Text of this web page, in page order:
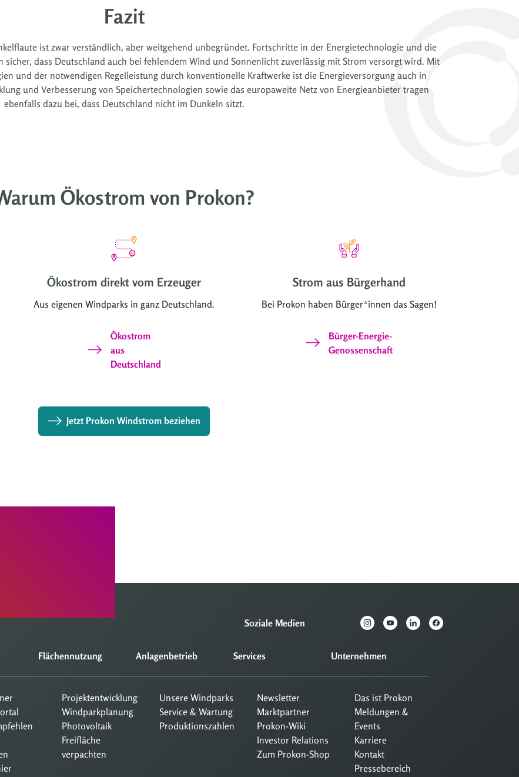
Fazit
ist zwar verständlich, aber weitgehend unbegründet. Fortschritte in der Energietechnologie und die
dass Deutschland auch bei fehlendem Wind und Sonnenlicht zuverlässig mit Strom versorgt wird. Mit
und der notwendigen Regelleistung durch konventionelle Kraftwerke ist die Energieversorgung auch in
und Verbesserung von Speichertechnologien sowie das europaweite Netz von Energieanbieter tragen
ebenfalls dazu bei, dass Deutschland nicht im Dunkeln sitzt.
Ökostrom von Prokon?
Ökostrom direkt vom Erzeuger
Aus eigenen Windparks in ganz Deutschland.
Ökostrom
aus
Deutschland
Strom aus Bürgerhand
Bei Prokon haben Bürger*innen das Sagen!
Bürger-Energie-
Genossenschaft
Jetzt Prokon Windstrom beziehen
Soziale Medien
Flächennutzung
Projektentwicklung
Windparkplanung
Photovoltaik
Freifläche
verpachten
Anlagenbetrieb
Unsere Windparks
Service & Wartung
Produktionszahlen
Services
Newsletter
Marktpartner
Prokon-Wiki
Investor Relations
Zum Prokon-Shop
Unternehmen
Das ist Prokon
Meldungen &
Events
Karriere
Kontakt
Pressebereich